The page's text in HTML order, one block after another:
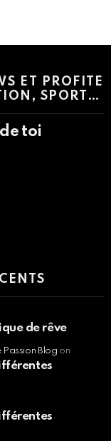
ET PROFITE
SPORT…
toi
de rêve
Passion Blog on